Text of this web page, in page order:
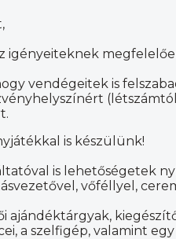
igényeiteknek
vendégeitek is
is készülünk!
is lehetőségetek
vőféllyel,
a szelfigép, valamint egy